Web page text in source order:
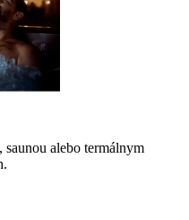
alebo termálnym